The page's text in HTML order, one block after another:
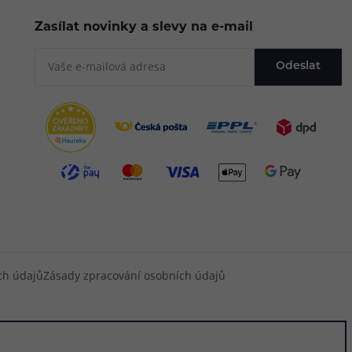
Zasílat novinky a slevy na e-mail
Odeslat
údajůZásady zpracování osobních údajů